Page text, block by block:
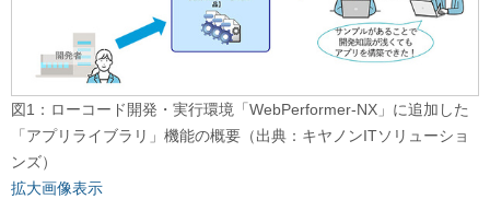
図1：ローコード開発・実行環境「WebPerformer-NX」に追加した
「アプリライブラリ」機能の概要（出典：キヤノンITソリューショ
ンズ）
拡大画像表示